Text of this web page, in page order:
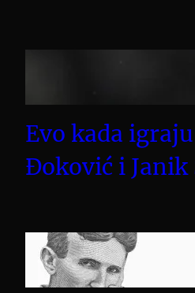
Evo kada
Đoković i Janik